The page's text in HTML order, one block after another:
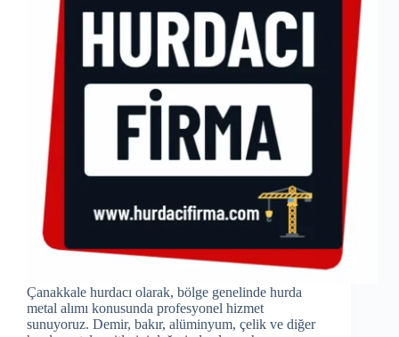
Çanakkale hurdacı olarak, bölge genelinde hurda
metal alımı konusunda profesyonel hizmet
sunuyoruz. Demir, bakır, alüminyum, çelik ve diğer